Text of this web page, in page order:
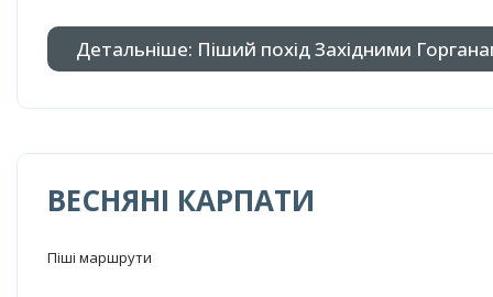
Детальніше: Піший похід Західними
ВЕСНЯНІ КАРПАТИ
Піші маршрути